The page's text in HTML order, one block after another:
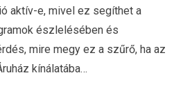
aktív-e, mivel ez segíthet a
észlelésében és
mire megy ez a szűrő, ha az
kínálatába…